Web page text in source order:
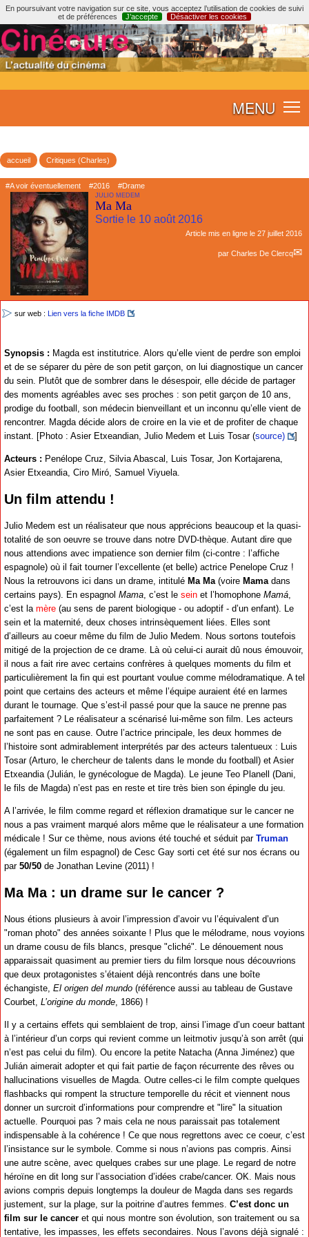
En poursuivant votre navigation sur ce site, vous acceptez l’utilisation de cookies de suivi
et de préférences
J’accepte Désactiver les cookies
MENU
accueil Critiques (Charles)
#A voir éventuellement #2016 #Drame
JULIO MEDEM
Ma Ma
Sortie le 10 août 2016
Article mis en ligne le 27 juillet 2016
par Charles De Clercq
sur web : Lien vers la fiche IMDB
Synopsis : Magda est institutrice. Alors qu’elle vient de perdre son emploi
et de se séparer du père de son petit garçon, on lui diagnostique un cancer
du sein. Plutôt que de sombrer dans le désespoir, elle décide de partager
des moments agréables avec ses proches : son petit garçon de 10 ans,
prodige du football, son médecin bienveillant et un inconnu qu’elle vient de
rencontrer. Magda décide alors de croire en la vie et de profiter de chaque
instant. [Photo : Asier Etxeandian, Julio Medem et Luis Tosar (source) ]
Acteurs : Penélope Cruz, Silvia Abascal, Luis Tosar, Jon Kortajarena,
Asier Etxeandia, Ciro Miró, Samuel Viyuela.
Un film attendu !
Julio Medem est un réalisateur que nous apprécions beaucoup et la quasi-
totalité de son oeuvre se trouve dans notre DVD-thèque. Autant dire que
nous attendions avec impatience son dernier film (ci-contre : l’affiche
espagnole) où il fait tourner l’excellente (et belle) actrice Penelope Cruz !
Nous la retrouvons ici dans un drame, intitulé Ma Ma (voire Mama dans
certains pays). En espagnol Mama , c’est le sein et l’homophone Mamá
c’est la mère (au sens de parent biologique - ou adoptif - d’un enfant). Le
sein et la maternité, deux choses intrinsèquement liées. Elles sont
d’ailleurs au coeur même du film de Julio Medem. Nous sortons toutefois
mitigé de la projection de ce drame. Là où celui-ci aurait dû nous émouvoir,
il nous a fait rire avec certains confrères à quelques moments du film et
particulièrement la fin qui est pourtant voulue comme mélodramatique. A tel
point que certains des acteurs et même l’équipe auraient été en larmes
durant le tournage. Que s’est-il passé pour que la sauce ne prenne pas
parfaitement ? Le réalisateur a scénarisé lui-même son film. Les acteurs
ne sont pas en cause. Outre l’actrice principale, les deux hommes de
l’histoire sont admirablement interprétés par des acteurs talentueux : Luis
Tosar (Arturo, le chercheur de talents dans le monde du football) et Asier
Etxeandia (Julián, le gynécologue de Magda). Le jeune Teo Planell (Dani,
le fils de Magda) n’est pas en reste et tire très bien son épingle du jeu.
A l’arrivée, le film comme regard et réflexion dramatique sur le cancer ne
nous a pas vraiment marqué alors même que le réalisateur a une formation
médicale ! Sur ce thème, nous avions été touché et séduit par Truman
(également un film espagnol) de Cesc Gay sorti cet été sur nos écrans ou
par 50/50 de Jonathan Levine (2011) !
Ma Ma : un drame sur le cancer ?
Nous étions plusieurs à avoir l’impression d’avoir vu l’équivalent d’un
"roman photo" des années soixante ! Plus que le mélodrame, nous voyions
un drame cousu de fils blancs, presque "cliché". Le dénouement nous
apparaissait quasiment au premier tiers du film lorsque nous découvrions
que deux protagonistes s’étaient déjà rencontrés dans une boîte
échangiste, El origen del mundo (référence aussi au tableau de Gustave
Courbet, L’origine du monde , 1866) !
Il y a certains effets qui semblaient de trop, ainsi l’image d’un coeur battant
à l’intérieur d’un corps qui revient comme un leitmotiv jusqu’à son arrêt (qui
n’est pas celui du film). Ou encore la petite Natacha (Anna Jiménez) que
Julián aimerait adopter et qui fait partie de façon récurrente des rêves ou
hallucinations visuelles de Magda. Outre celles-ci le film compte quelques
flashbacks qui rompent la structure temporelle du récit et viennent nous
donner un surcroit d’informations pour comprendre et "lire" la situation
actuelle. Pourquoi pas ? mais cela ne nous paraissait pas totalement
indispensable à la cohérence ! Ce que nous regrettons avec ce coeur, c’est
l’insistance sur le symbole. Comme si nous n’avions pas compris. Ainsi
une autre scène, avec quelques crabes sur une plage. Le regard de notre
héroïne en dit long sur l’association d’idées crabe/cancer. OK. Mais nous
avions compris depuis longtemps la douleur de Magda dans ses regards
justement, sur la plage, sur la poitrine d’autres femmes. C’est donc un
film sur le cancer et qui nous montre son évolution, son traitement ou sa
tentative, les impasses, les effets secondaires. Nous l’avons déjà signalé :